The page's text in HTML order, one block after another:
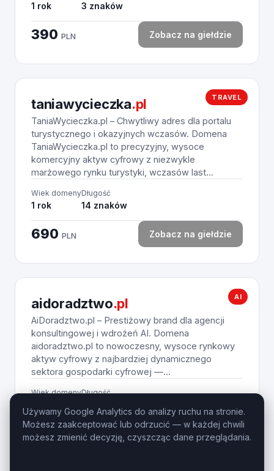
1 rok 3 znaków
390 PLN Zobacz na giełdzie
TRAVEL
taniawycieczka.pl
TaniaWycieczka.pl – Chwytliwy adres dla portalu
turystycznego i okazyjnych wczasów. Domena
TaniaWycieczka.pl to precyzyjny, wysoce
komercyjny aktyw cyfrowy z niezwykle
marżowego rynku turystyki, wczasów last...
Wiek domeny
1 rok
Długość
14 znaków
690 PLN Zobacz na giełdzie
AI
aidoradztwo.pl
AiDoradztwo.pl – Prestiżowy brand dla agencji
konsultingowej i wdrożeń AI. Domena
aidoradztwo.pl to nowoczesny, wysoce rynkowy
aktyw cyfrowy z najbardziej dynamicznego
sektora gospodarki cyfrowej —...
Wiek domenyDługość
690PLN Zobacz na giełdzie
Używamy Google Analytics do analizy ruchu na stronie.
Możesz zaakceptować lub odrzucić — w każdej chwili
możesz zmienić decyzję, czyszcząc dane przeglądania.